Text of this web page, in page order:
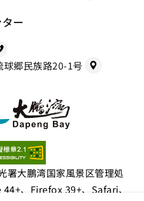
ー
郷民族路20-1号
大鵬湾国家風景区管理処
、Firefox 39+、Safari、